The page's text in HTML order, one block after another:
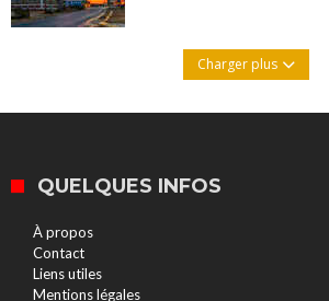
Charger plus
QUELQUES INFOS
À propos
Contact
Liens utiles
Mentions légales